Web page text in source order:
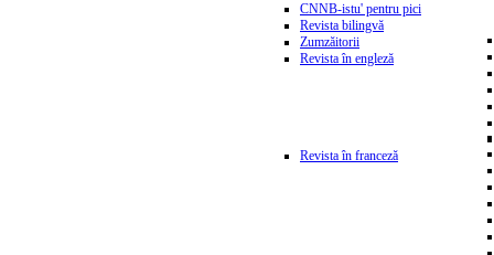
CNNB-istu' pentru pici
Revista bilingvă
Zumzăitorii
Revista în engleză
Revista în franceză